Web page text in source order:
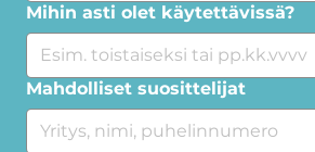
Mihin asti olet käytettävissä?
Mahdolliset suosittelijat